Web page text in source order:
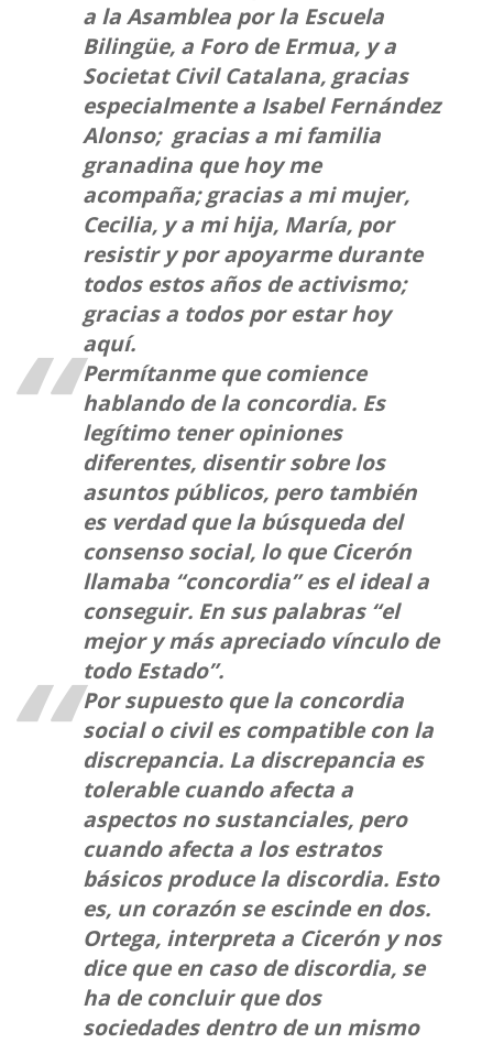
a la Asamblea por la Escuela
Bilingüe, a Foro de Ermua, y a
Societat Civil Catalana, gracias
especialmente a Isabel Fernández
Alonso; gracias a mi familia
granadina que hoy me
acompaña; gracias a mi mujer,
Cecilia, y a mi hija, María, por
resistir y por apoyarme durante
todos estos años de activismo;
gracias a todos por estar hoy
aquí.
Permítanme que comience
hablando de la concordia. Es
legítimo tener opiniones
diferentes, disentir sobre los
asuntos públicos, pero también
es verdad que la búsqueda del
consenso social, lo que Cicerón
llamaba “concordia” es el ideal a
conseguir. En sus palabras “el
mejor y más apreciado vínculo de
todo Estado”.
Por supuesto que la concordia
social o civil es compatible con la
discrepancia. La discrepancia es
tolerable cuando afecta a
aspectos no sustanciales, pero
cuando afecta a los estratos
básicos produce la discordia. Esto
es, un corazón se escinde en dos.
Ortega, interpreta a Cicerón y nos
dice que en caso de discordia, se
ha de concluir que dos
sociedades dentro de un mismo